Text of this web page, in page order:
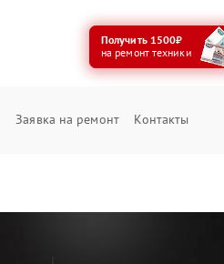
Получить 1500₽
на ремонт техники
Заявка на ремонт Контакты